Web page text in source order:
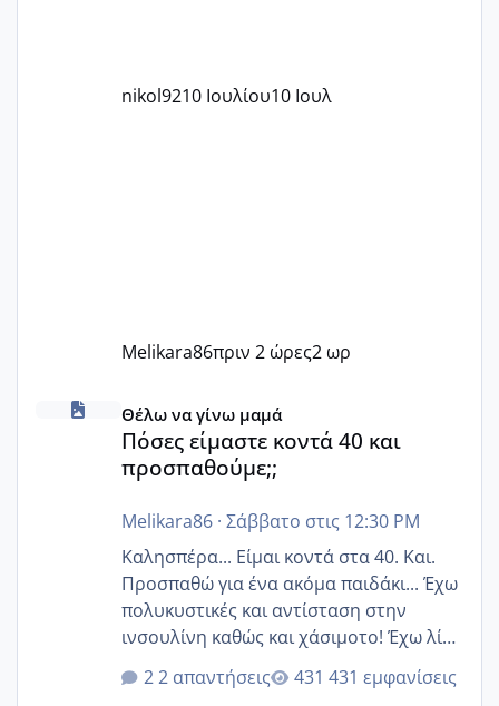
nikol9210 Ιουλίου10 Ιουλ
Melikara86πριν 2 ώρες2 ωρ
Πόσες είμαστε κοντά 40 και προσπαθούμε;;
Θέλω να γίνω μαμά
Πόσες είμαστε κοντά 40 και
προσπαθούμε;;
Melikara86· Σάββατο στις 12:30 PM
Καλησπέρα... Είμαι κοντά στα 40. Και.
Προσπαθώ για ένα ακόμα παιδάκι... Έχω
πολυκυστικές και αντίσταση στην
ινσουλίνη καθώς και χάσιμοτο! Έχω λίγα
κιλά παραπάνω και όσο κ αν προσπαθώ
δεν χάνω εύκολα! Προσπαθώ για ακόμη
2 απαντήσεις 431 εμφανίσεις